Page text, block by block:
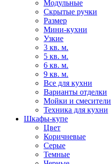
Модульные
Скрытые ручки
Размер
Мини-кухни
Узкие
3 кв. м.
5 кв. м.
6 кв. м.
9 кв. м.
Все для кухни
Варианты отделки
Мойки и смесители
Техника для кухни
Шкафы-купе
Цвет
Коричневые
Серые
Темные